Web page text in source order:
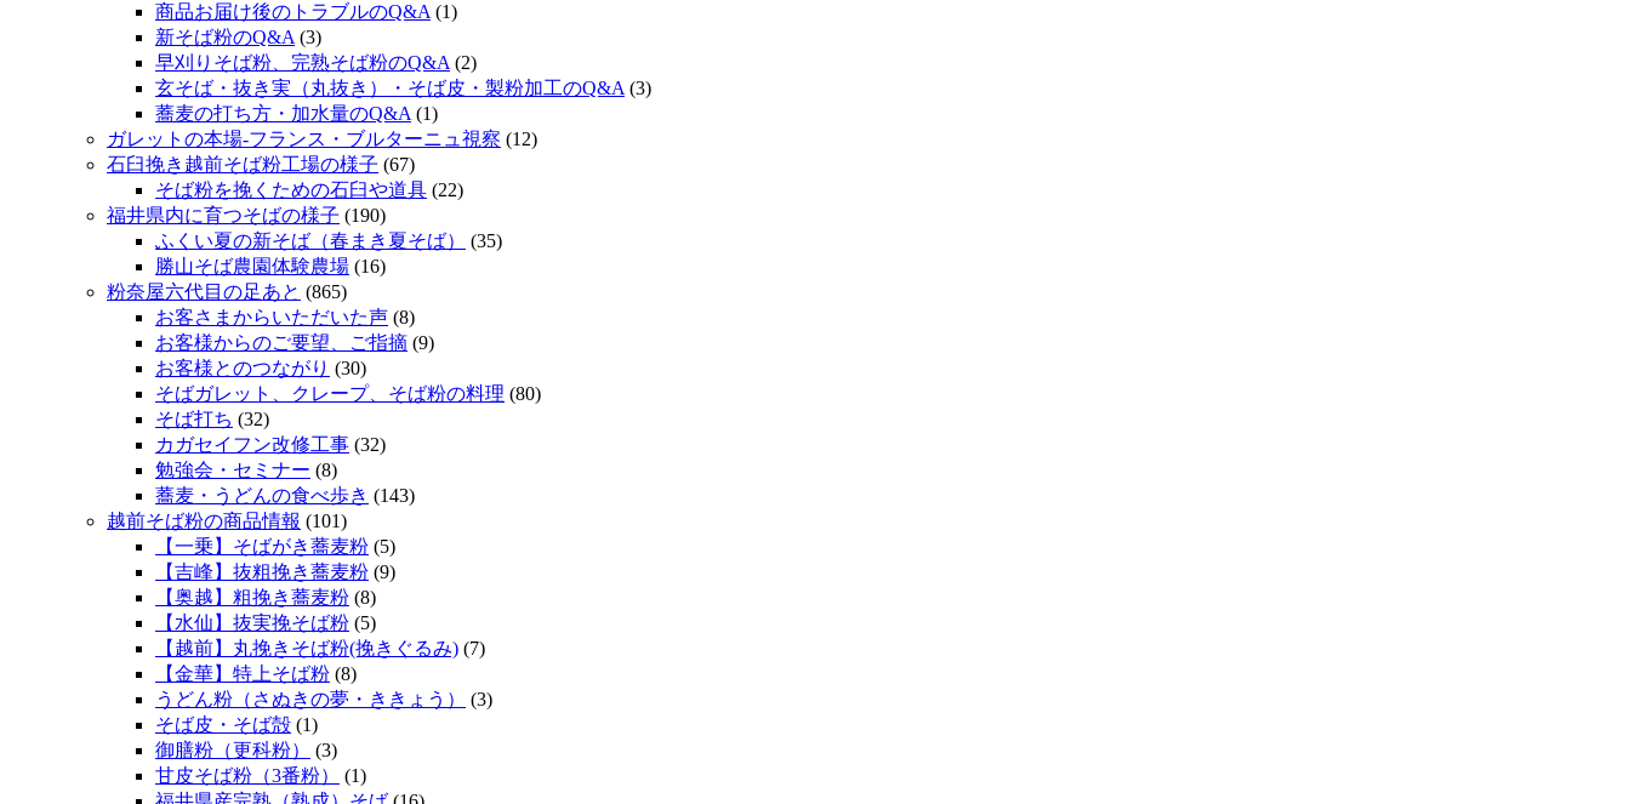
商品お届け後のトラブルのQ&A (1)
新そば粉のQ&A (3)
早刈りそば粉、完熟そば粉のQ&A (2)
玄そば・抜き実（丸抜き）・そば皮・製粉加工のQ&A (3)
蕎麦の打ち方・加水量のQ&A (1)
ガレットの本場‐フランス・ブルターニュ視察 (12)
石臼挽き越前そば粉工場の様子 (67)
そば粉を挽くための石臼や道具 (22)
福井県内に育つそばの様子 (190)
ふくい夏の新そば（春まき夏そば）
(35)
勝山そば農園体験農場 (16)
粉奈屋六代目の足あと (865)
お客さまからいただいた声 (8)
お客様からのご要望、ご指摘 (9)
お客様とのつながり (30)
そばガレット、クレープ、そば粉の料理 (80)
そば打ち (32)
カガセイフン改修工事 (32)
勉強会・セミナー (8)
蕎麦・うどんの食べ歩き (143)
越前そば粉の商品情報 (101)
【一乗】そばがき蕎麦粉 (5)
【吉峰】抜粗挽き蕎麦粉 (9)
【奥越】粗挽き蕎麦粉 (8)
【水仙】抜実挽そば粉 (5)
【越前】丸挽きそば粉(挽きぐるみ) (7)
【金華】特上そば粉 (8)
うどん粉（さぬきの夢・ききょう）
(3)
そば皮・そば殻 (1)
御膳粉（更科粉）
(3)
甘皮そば粉（3番粉）
(1)